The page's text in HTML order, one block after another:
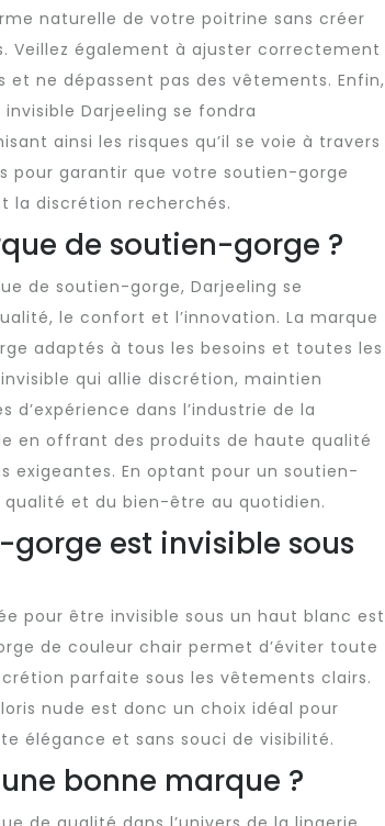
naturelle de votre poitrine sans créer
Veillez également à ajuster correctement
et ne dépassent pas des vêtements. Enfin,
Darjeeling se fondra
ainsi les risques qu’il se voie à travers
pour garantir que votre soutien-gorge
la discrétion recherchés.
de soutien-gorge ?
de soutien-gorge, Darjeeling se
le confort et l’innovation. La marque
adaptés à tous les besoins et toutes les
qui allie discrétion, maintien
dans l’industrie de la
en offrant des produits de haute qualité
exigeantes. En optant pour un soutien-
et du bien-être au quotidien.
est invisible sous
pour être invisible sous un haut blanc est
de couleur chair permet d’éviter toute
parfaite sous les vêtements clairs.
nude est donc un choix idéal pour
élégance et sans souci de visibilité.
bonne marque ?